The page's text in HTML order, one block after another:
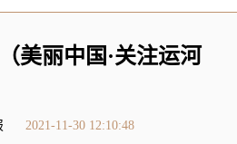
美丽中国·关注运河
2021-11-30 12:10:48